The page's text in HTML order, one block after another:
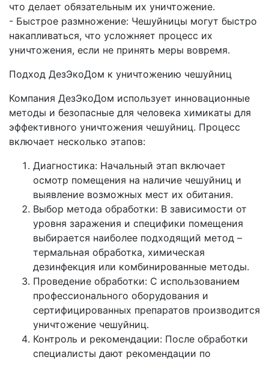
что делает обязательным их уничтожение.
- Быстрое размножение: Чешуйницы могут быстро
накапливаться, что усложняет процесс их
уничтожения, если не принять меры вовремя.
Подход ДезЭкоДом к уничтожению чешуйниц
Компания ДезЭкоДом использует инновационные
методы и безопасные для человека химикаты для
эффективного уничтожения чешуйниц. Процесс
включает несколько этапов:
Диагностика: Начальный этап включает
осмотр помещения на наличие чешуйниц и
выявление возможных мест их обитания.
Выбор метода обработки: В зависимости от
уровня заражения и специфики помещения
выбирается наиболее подходящий метод –
термальная обработка, химическая
дезинфекция или комбинированные методы.
Проведение обработки: С использованием
профессионального оборудования и
сертифицированных препаратов производится
уничтожение чешуйниц.
Контроль и рекомендации: После обработки
специалисты дают рекомендации по